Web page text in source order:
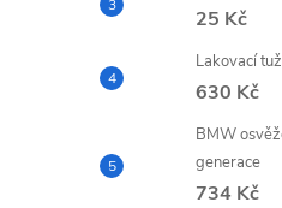
25 Kč
Lakovací
630 Kč
BMW
generace
734 Kč